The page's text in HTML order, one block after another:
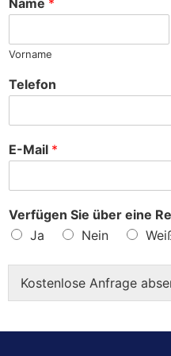
e
Name *
Vorname
Telefon
E-Mail *
Verfügen Sie über eine
Ja
Nein
Kostenlose Anfrage